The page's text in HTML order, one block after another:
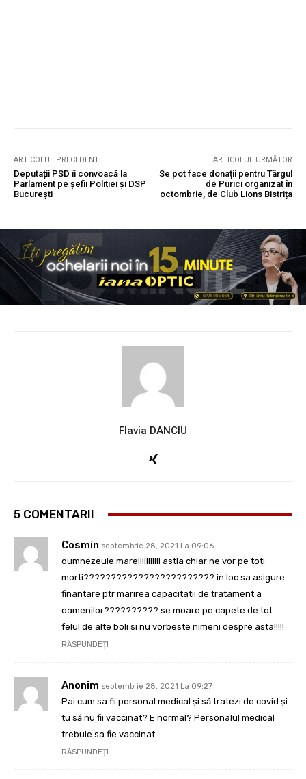
ARTICOLUL PRECEDENT
Deputații PSD îi convoacă la
Parlament pe șefii Poliției și DSP
București
ARTICOLUL URMĂTOR
Se pot face donații pentru Târgul
de Purici organizat în
octombrie, de Club Lions Bistrița
Flavia DANCIU
5 COMENTARII
Cosmin septembrie 28, 2021 La 09:06
dumnezeule mare!!!!!!!!!!! astia chiar ne vor pe toti
morti???????????????????????? in loc sa asigure
finantare ptr marirea capacitatii de tratament a
oamenilor?????????? se moare pe capete de tot
felul de alte boli si nu vorbeste nimeni despre asta!!!!!
RĂSPUNDEȚI
Anonim septembrie 28, 2021 La 09:27
Pai cum sa fii personal medical și să tratezi de covid și
tu să nu fii vaccinat? E normal? Personalul medical
trebuie sa fie vaccinat
RĂSPUNDEȚI